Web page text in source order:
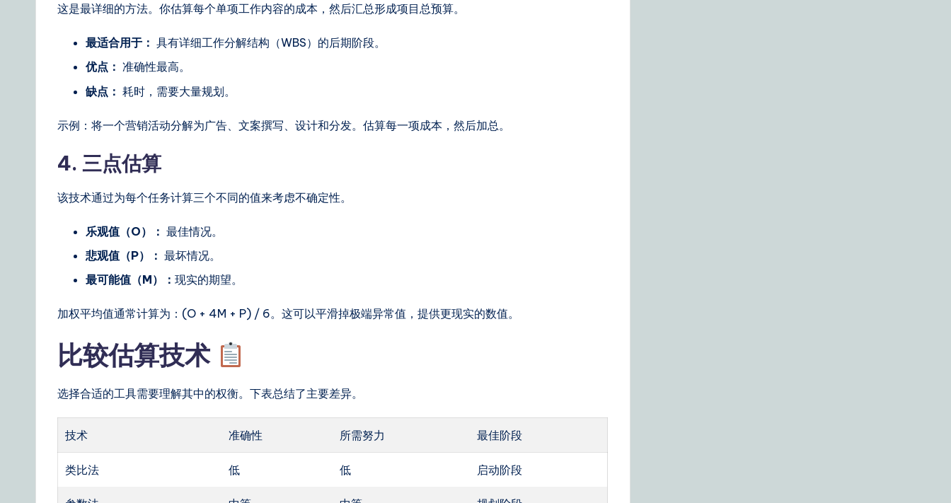
这是最详细的方法。你估算每个单项工作内容的成本，然后汇总形成项目总预算。
最适合用于： 具有详细工作分解结构（WBS）的后期阶段。
优点： 准确性最高。
缺点： 耗时，需要大量规划。
示例：将一个营销活动分解为广告、文案撰写、设计和分发。估算每一项成本，然后加总。
4. 三点估算
该技术通过为每个任务计算三个不同的值来考虑不确定性。
乐观值（O）： 最佳情况。
悲观值（P）： 最坏情况。
最可能值（M）： 现实的期望。
加权平均值通常计算为：(O + 4M + P) / 6。这可以平滑掉极端异常值，提供更现实的数值。
比较估算技术
选择合适的工具需要理解其中的权衡。下表总结了主要差异。
技术 准确性 所需努力 最佳阶段
类比法 低 低 启动阶段